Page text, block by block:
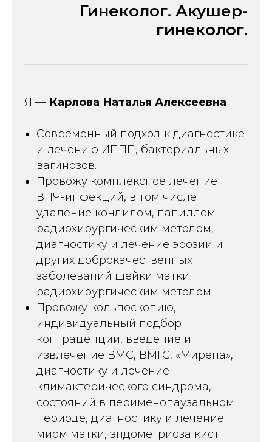
Гинеколог. Акушер-
гинеколог.
Я — Карлова Наталья Алексеевна
Современный подход к диагностике
и лечению ИППП, бактериальных
вагинозов.
Провожу комплексное лечение
ВПЧ-инфекций, в том числе
удаление кондилом, папиллом
радиохирургическим методом,
диагностику и лечение эрозии и
других доброкачественных
заболеваний шейки матки
радиохирургическим методом.
Провожу кольпоскопию,
индивидуальный подбор
контрацепции, введение и
извлечение ВМС, ВМГС, «Мирена»,
диагностику и лечение
климактерического синдрома,
состояний в перименопаузальном
периоде, диагностику и лечение
миом матки, эндометриоза кист